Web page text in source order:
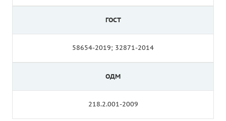
ГОСТ
58654-2019; 32871-2014
ОДМ
218.2.001-2009